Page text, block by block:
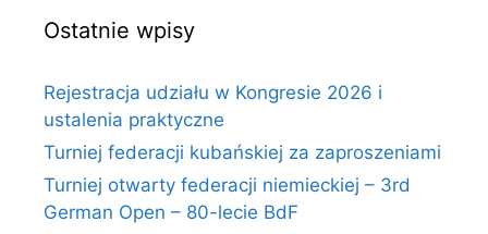
Ostatnie wpisy
Rejestracja udziału w Kongresie 2026 i
ustalenia praktyczne
Turniej federacji kubańskiej za zaproszeniami
Turniej otwarty federacji niemieckiej – 3rd
German Open – 80-lecie BdF